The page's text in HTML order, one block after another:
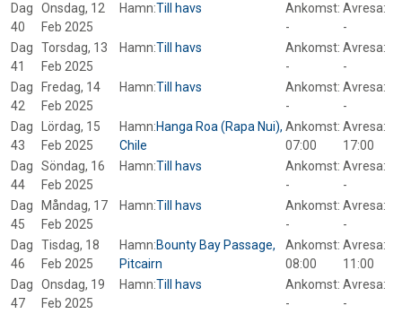
Dag
40
Onsdag, 12
Feb 2025
Hamn:Till havs
Ankomst:
-
Avresa:
-
Dag
41
Torsdag, 13
Feb 2025
Hamn:Till havs
Ankomst:
-
Avresa:
-
Dag
42
Fredag, 14
Feb 2025
Hamn:Till havs
Ankomst:
-
Avresa:
-
Dag
43
Lördag, 15
Feb 2025
Hamn:Hanga Roa (Rapa Nui),
Chile
Ankomst:
07:00
Avresa:
17:00
Dag
44
Söndag, 16
Feb 2025
Hamn:Till havs
Ankomst:
-
Avresa:
-
Dag
45
Måndag, 17
Feb 2025
Hamn:Till havs
Ankomst:
-
Avresa:
-
Dag
46
Tisdag, 18
Feb 2025
Hamn:Bounty Bay Passage,
Pitcairn
Ankomst:
08:00
Avresa:
11:00
Dag
47
Onsdag, 19
Feb 2025
Hamn:Till havs
Ankomst:
-
Avresa:
-